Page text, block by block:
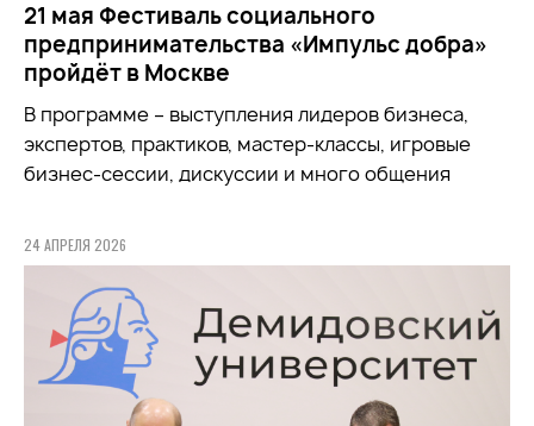
21 мая Фестиваль социального
предпринимательства «Импульс добра»
пройдёт в Москве
В программе – выступления лидеров бизнеса,
экспертов, практиков, мастер-классы, игровые
бизнес-сессии, дискуссии и много общения
24 АПРЕЛЯ 2026